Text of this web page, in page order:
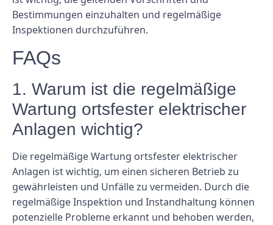
Bestimmungen einzuhalten und regelmäßige
Inspektionen durchzuführen.
FAQs
1. Warum ist die regelmäßige
Wartung ortsfester elektrischer
Anlagen wichtig?
Die regelmäßige Wartung ortsfester elektrischer
Anlagen ist wichtig, um einen sicheren Betrieb zu
gewährleisten und Unfälle zu vermeiden. Durch die
regelmäßige Inspektion und Instandhaltung können
potenzielle Probleme erkannt und behoben werden,